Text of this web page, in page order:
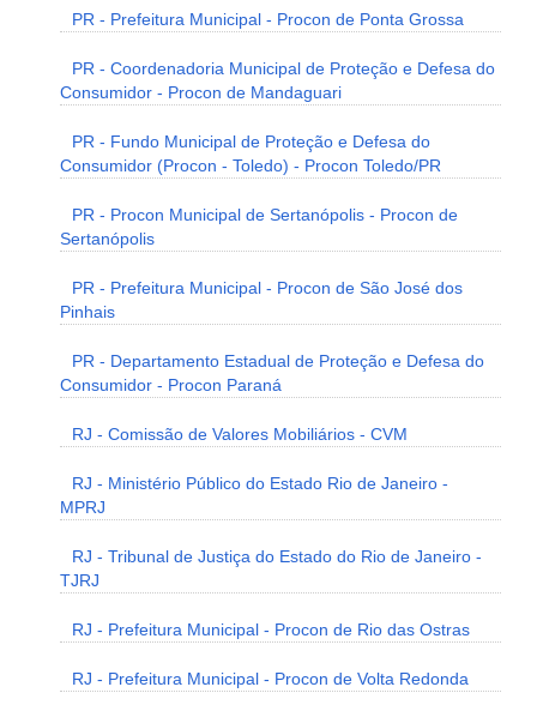
PR - Prefeitura Municipal - Procon de Ponta Grossa
PR - Coordenadoria Municipal de Proteção e Defesa do
Consumidor - Procon de Mandaguari
PR - Fundo Municipal de Proteção e Defesa do
Consumidor (Procon - Toledo) - Procon Toledo/PR
PR - Procon Municipal de Sertanópolis - Procon de
Sertanópolis
PR - Prefeitura Municipal - Procon de São José dos
Pinhais
PR - Departamento Estadual de Proteção e Defesa do
Consumidor - Procon Paraná
RJ - Comissão de Valores Mobiliários - CVM
RJ - Ministério Público do Estado Rio de Janeiro -
MPRJ
RJ - Tribunal de Justiça do Estado do Rio de Janeiro -
TJRJ
RJ - Prefeitura Municipal - Procon de Rio das Ostras
RJ - Prefeitura Municipal - Procon de Volta Redonda